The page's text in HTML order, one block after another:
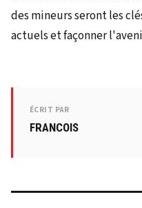
des mineurs seront les
actuels et façonner
ÉCRIT PAR
FRANCOIS